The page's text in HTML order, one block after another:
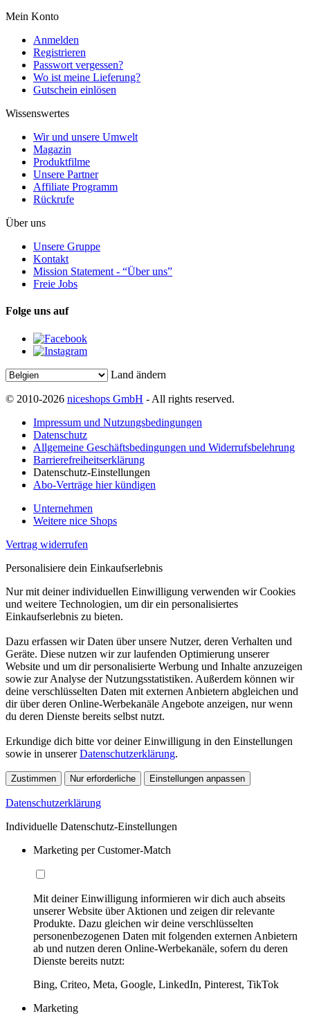
Mein Konto
Anmelden
Registrieren
Passwort vergessen?
Wo ist meine Lieferung?
Gutschein einlösen
Wissenswertes
Wir und unsere Umwelt
Magazin
Produktfilme
Unsere Partner
Affiliate Programm
Rückrufe
Über uns
Unsere Gruppe
Kontakt
Mission Statement - “Über uns”
Freie Jobs
Folge uns auf
Land ändern
© 2010-2026 niceshops GmbH - All rights reserved.
Impressum und Nutzungsbedingungen
Datenschutz
Allgemeine Geschäftsbedingungen und Widerrufsbelehrung
Barrierefreiheitserklärung
Datenschutz-Einstellungen
Abo-Verträge hier kündigen
Unternehmen
Weitere nice Shops
Vertrag widerrufen
Personalisiere dein Einkaufserlebnis
Nur mit deiner individuellen Einwilligung verwenden wir Cookies
und weitere Technologien, um dir ein personalisiertes
Einkaufserlebnis zu bieten.
Dazu erfassen wir Daten über unsere Nutzer, deren Verhalten und
Geräte. Diese nutzen wir zur laufenden Optimierung unserer
Website und um dir personalisierte Werbung und Inhalte anzuzeigen
sowie zur Analyse der Nutzungsstatistiken. Außerdem können wir
deine verschlüsselten Daten mit externen Anbietern abgleichen und
dir über deren Online-Werbekanäle Angebote anzeigen, nur wenn
du deren Dienste bereits selbst nutzt.
Erkundige dich bitte vor deiner Einwilligung in den Einstellungen
sowie in unsererDatenschutzerklärung.
Zustimmen Nur erforderliche Einstellungen anpassen
Datenschutzerklärung
Individuelle Datenschutz-Einstellungen
Marketing per Customer-Match
Mit deiner Einwilligung informieren wir dich auch abseits
unserer Website über Aktionen und zeigen dir relevante
Produkte. Dazu gleichen wir deine verschlüsselten
personenbezogenen Daten mit folgenden externen Anbietern
ab und nutzen deren Online-Werbekanäle, sofern du deren
Dienste bereits nutzt:
Bing, Criteo, Meta, Google, LinkedIn, Pinterest, TikTok
Marketing